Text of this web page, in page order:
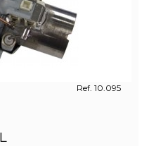
Ref. 10.095